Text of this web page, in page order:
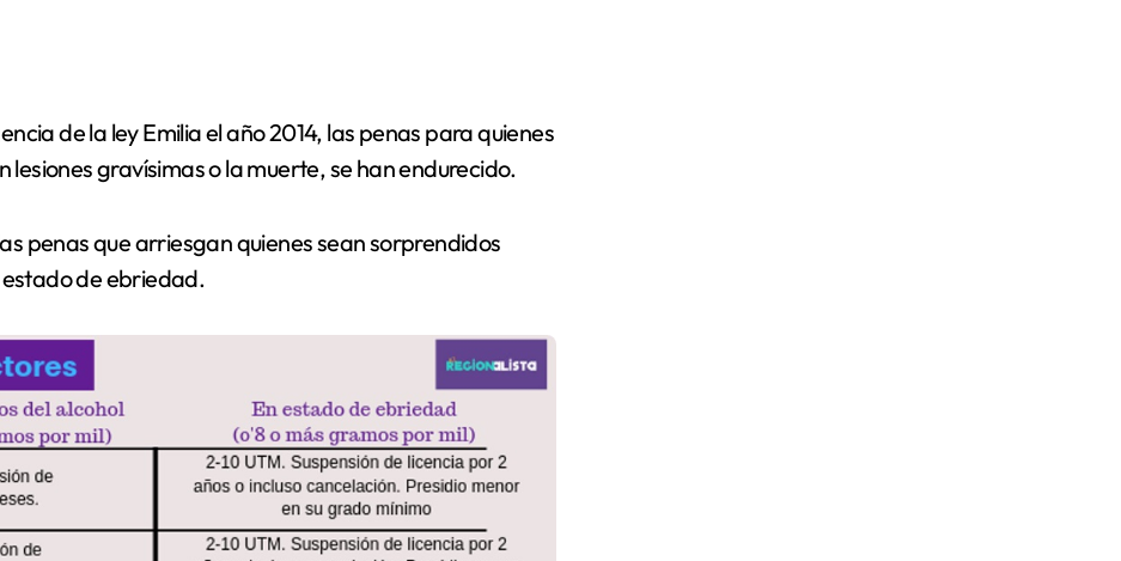
de la ley Emilia el año 2014, las penas para quienes
gravísimas o la muerte, se han endurecido.
penas que arriesgan quienes sean sorprendidos
de ebriedad.